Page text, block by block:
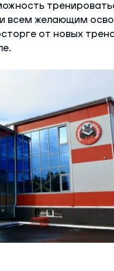
всем желающим
от новых